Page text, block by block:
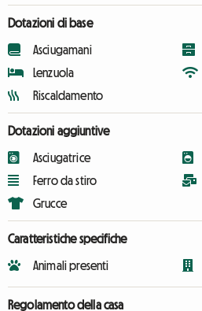
Dotazioni di base
Asciugamani
Lenzuola
Riscaldamento
Dotazioni aggiuntive
Asciugatrice
Ferro da stiro
Grucce
Caratteristiche specifiche
Animali presenti
Regolamento della casa